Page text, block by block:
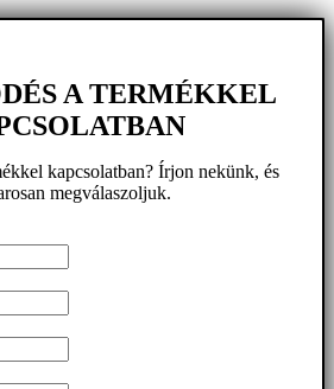
A TERMÉKKEL
kapcsolatban? Írjon nekünk, és
megválaszoljuk.